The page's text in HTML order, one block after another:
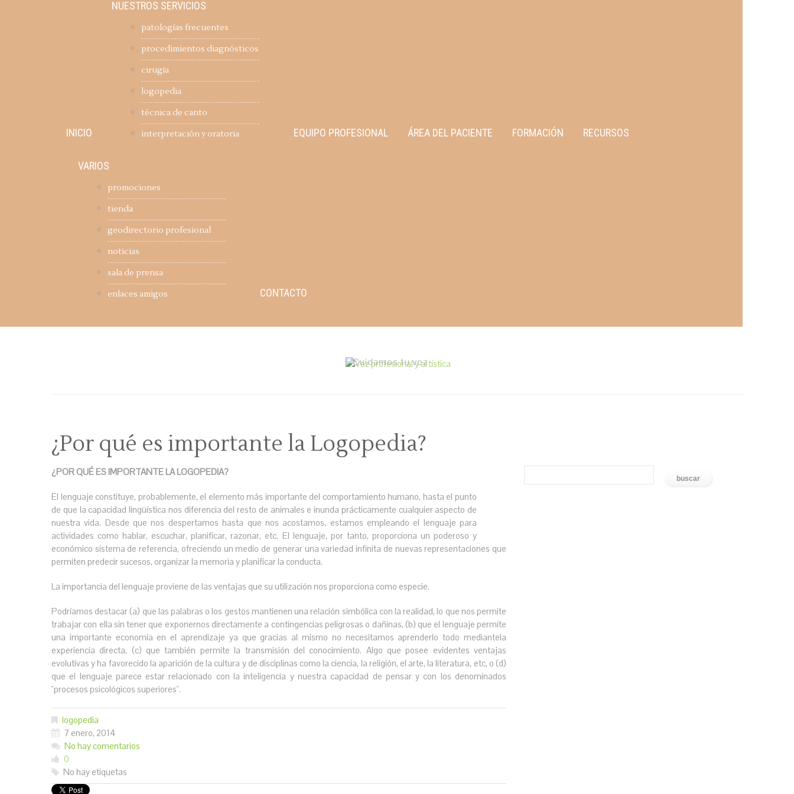
INICIO
NUESTROS SERVICIOS
patologías frecuentes
procedimientos diagnósticos
cirugía
logopedia
técnica de canto
interpretación y oratoria
EQUIPO PROFESIONAL ÁREA DEL PACIENTE FORMACIÓN RECURSOS
VARIOS
promociones
tienda
geodirectorio profesional
noticias
sala de prensa
enlaces amigos
CONTACTO
Cuidamos tu voz
¿Por qué es importante la Logopedia?
¿POR QUÉ ES IMPORTANTE LA LOGOPEDIA?
El lenguaje constituye, probablemente, el elemento más importante del comportamiento humano, hasta el punto
de que la capacidad lingüística nos diferencia del resto de animales e inunda prácticamente cualquier aspecto de
nuestra vida. Desde que nos despertamos hasta que nos acostamos, estamos empleando el lenguaje para
actividades como hablar, escuchar, planificar, razonar, etc. El lenguaje, por tanto, proporciona un poderoso y
económico sistema de referencia, ofreciendo un medio de generar una variedad infinita de nuevas representaciones que
permiten predecir sucesos, organizar la memoria y planificar la conducta.
La importancia del lenguaje proviene de las ventajas que su utilización nos proporciona como especie.
Podríamos destacar (a) que las palabras o los gestos mantienen una relación simbólica con la realidad, lo que nos permite
trabajar con ella sin tener que exponernos directamente a contingencias peligrosas o dañinas, (b) que el lenguaje permite
una importante economía en el aprendizaje ya que gracias al mismo no necesitamos aprenderlo todo mediantela
experiencia directa, (c) que también permite la transmisión del conocimiento. Algo que posee evidentes ventajas
evolutivas y ha favorecido la aparición de la cultura y de disciplinas como la ciencia, la religión, el arte, la literatura, etc, o (d)
que el lenguaje parece estar relacionado con la inteligencia y nuestra capacidad de pensar y con los denominados
"procesos psicológicos superiores".
logopedia
7 enero, 2014
No hay comentarios
0
No hay etiquetas